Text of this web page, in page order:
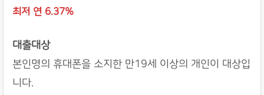
최저 연 6.37%
대출대상
본인명의 휴대폰을 소지한 만19세 이상의 개인이 대상입
니다.